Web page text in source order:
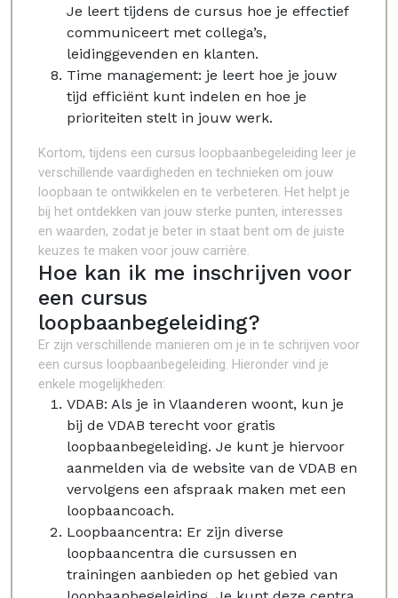
Je leert tijdens de cursus hoe je effectief
communiceert met collega’s,
leidinggevenden en klanten.
Time management: je leert hoe je jouw
tijd efficiënt kunt indelen en hoe je
prioriteiten stelt in jouw werk.
Kortom, tijdens een cursus loopbaanbegeleiding leer je
verschillende vaardigheden en technieken om jouw
loopbaan te ontwikkelen en te verbeteren. Het helpt je
bij het ontdekken van jouw sterke punten, interesses
en waarden, zodat je beter in staat bent om de juiste
keuzes te maken voor jouw carrière.
Hoe kan ik me inschrijven voor
een cursus
loopbaanbegeleiding?
Er zijn verschillende manieren om je in te schrijven voor
een cursus loopbaanbegeleiding. Hieronder vind je
enkele mogelijkheden:
VDAB: Als je in Vlaanderen woont, kun je
bij de VDAB terecht voor gratis
loopbaanbegeleiding. Je kunt je hiervoor
aanmelden via de website van de VDAB en
vervolgens een afspraak maken met een
loopbaancoach.
Loopbaancentra: Er zijn diverse
loopbaancentra die cursussen en
trainingen aanbieden op het gebied van